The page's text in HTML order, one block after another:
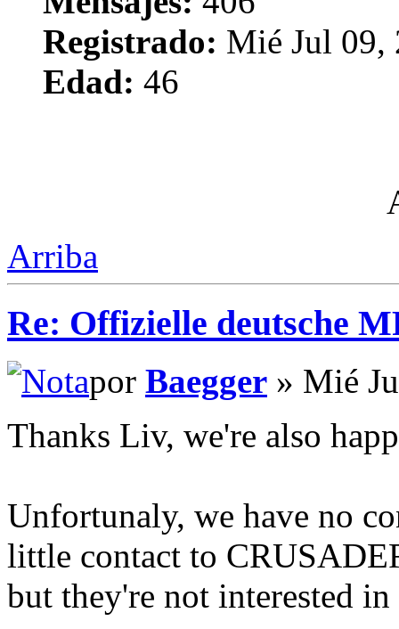
Registrado: Mié Jul 09,
Edad: 46
Arriba
Re: Offizielle deutsche
por Baegger » Mié
Thanks Liv, we're also
Unfortunaly, we have no
little contact to
but they're not interested